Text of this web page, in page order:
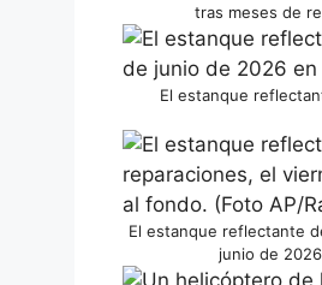
tras meses de
El estanque
El estanque reflectante
junio de